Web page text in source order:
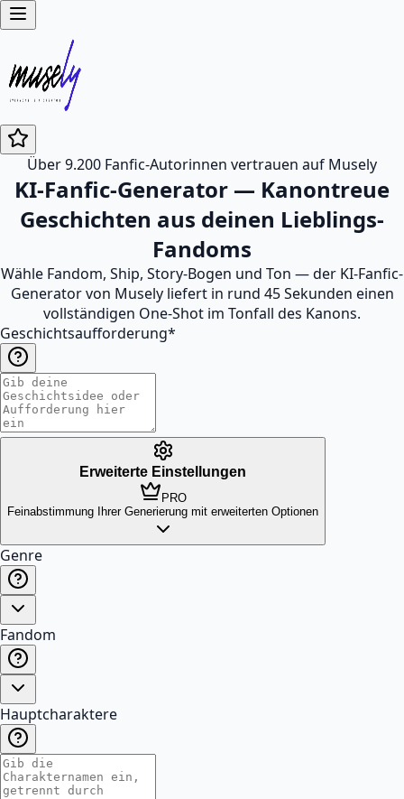
Über 9.200 Fanfic-Autorinnen vertrauen auf Musely
KI-Fanfic-Generator — Kanontreue
Geschichten aus deinen Lieblings-
Fandoms
Wähle Fandom, Ship, Story-Bogen und Ton — der KI-Fanfic-
Generator von Musely liefert in rund 45 Sekunden einen
vollständigen One-Shot im Tonfall des Kanons.
Geschichtsaufforderung*
Erweiterte Einstellungen
PRO
Feinabstimmung Ihrer Generierung mit erweiterten Optionen
Genre
Fandom
Hauptcharaktere